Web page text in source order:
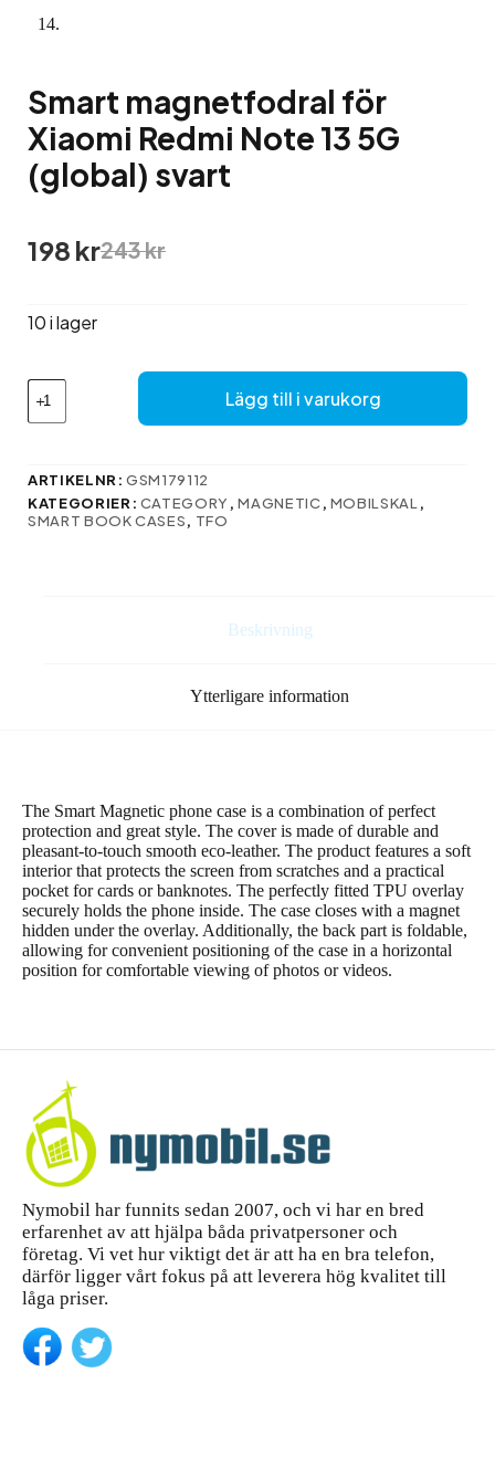
Smart magnetfodral för
Xiaomi Redmi Note 13 5G
(global) svart
243kr
Det
ursprungliga
var:
198 krDet
nuvarande
är:
10 i lager
Smart
magnetfodral
för
Redmi
13
Lägg till i varukorg
ARTIKELNR:GSM179112
KATEGORIER: CATEGORY ,MAGNETIC, MOBILSKAL ,
SMART BOOK CASES, TFO
Beskrivning
Ytterligare information
The Smart Magnetic phone case is a combination of perfect
protection and great style. The cover is made of durable and
pleasant-to-touch smooth eco-leather. The product features a soft
interior that protects the screen from scratches and a practical
pocket for cards or banknotes. The perfectly fitted TPU overlay
securely holds the phone inside. The case closes with a magnet
hidden under the overlay. Additionally, the back part is foldable,
allowing for convenient positioning of the case in a horizontal
position for comfortable viewing of photos or videos.
Nymobil har funnits sedan 2007, och vi har en bred
erfarenhet av att hjälpa båda privatpersoner och
företag. Vi vet hur viktigt det är att ha en bra telefon,
därför ligger vårt fokus på att leverera hög kvalitet till
låga priser.